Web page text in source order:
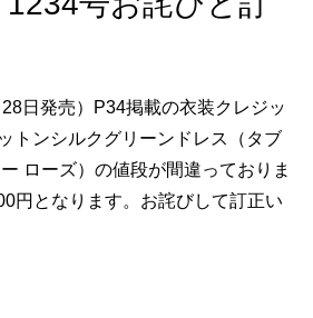
日発売）P34掲載の衣装クレジッ
トンシルクグリーンドレス（タブ
ローズ）の値段が間違っておりま
円となります。お詫びして訂正い